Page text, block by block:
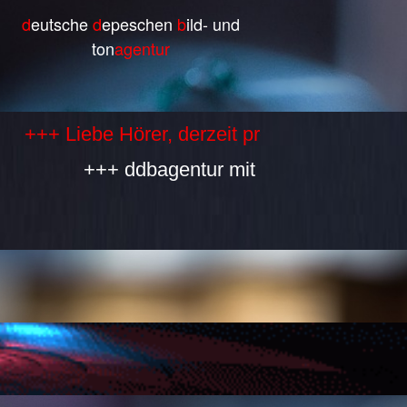
deutschedepeschen bild- und
tonagentur
Hörer, derzeit produzieren wir selbst
+++ ddbagentur mit allen Bestandteilen